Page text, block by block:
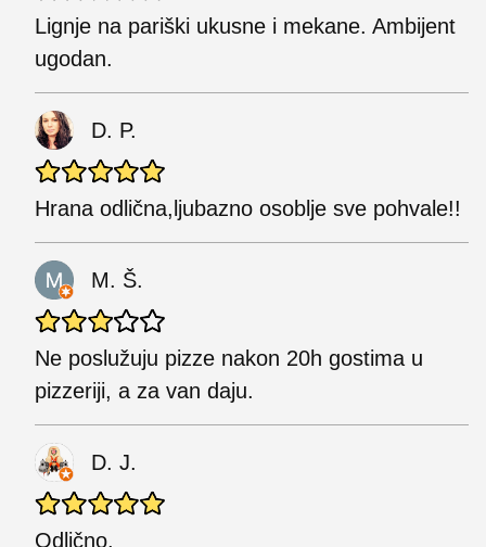
Lignje na pariški ukusne i mekane. Ambijent
ugodan.
D. P.
Hrana odlična,ljubazno osoblje sve pohvale!!
M. Š.
Ne poslužuju pizze nakon 20h gostima u
pizzeriji, a za van daju.
D. J.
Odlično.